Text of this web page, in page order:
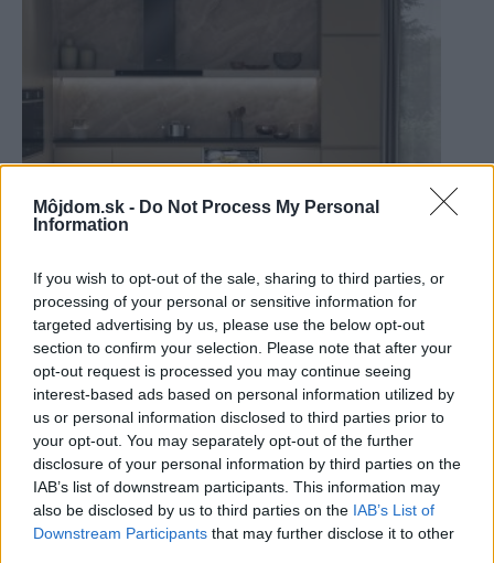
Môjdom.sk - Do Not Process My Personal
Information
If you wish to opt-out of the sale, sharing to third parties, or
processing of your personal or sensitive information for
targeted advertising by us, please use the below opt-out
section to confirm your selection. Please note that after your
opt-out request is processed you may continue seeing
interest-based ads based on personal information utilized by
us or personal information disclosed to third parties prior to
your opt-out. You may separately opt-out of the further
disclosure of your personal information by third parties on the
IAB’s list of downstream participants. This information may
also be disclosed by us to third parties on the IAB’s List of
Downstream Participants that may further disclose it to other
Nové umývačky Whirlpool MaxiSpace s väčším
vnútorným priestorom a extra priestrannou
treťou zásuvkou s integrovanými vodnými
tryskami